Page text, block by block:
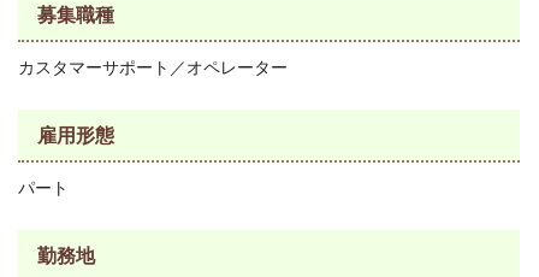
募集職種
カスタマーサポート／オペレーター
雇用形態
パート
勤務地